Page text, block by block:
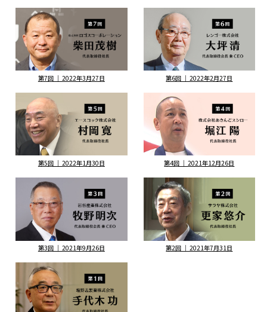
第7回 ｜ 2022年3月27日 第6回 ｜ 2022年2月27日
第5回 ｜ 2022年1月30日 第4回 ｜ 2021年12月26日
第3回 ｜ 2021年9月26日 第2回 ｜ 2021年7月31日